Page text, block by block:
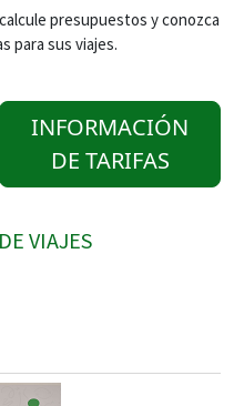
presupuestos y conozca
para sus viajes.
INFORMACIÓN
DE TARIFAS
VIAJES